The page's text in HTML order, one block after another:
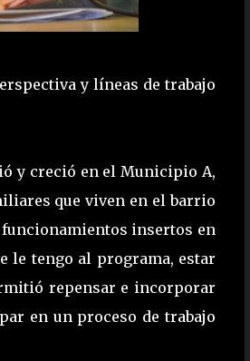
y líneas de trabajo
y creció en el Municipio A,
que viven en el barrio
insertos en
le tengo al programa, estar
repensar e incorporar
en un proceso de trabajo